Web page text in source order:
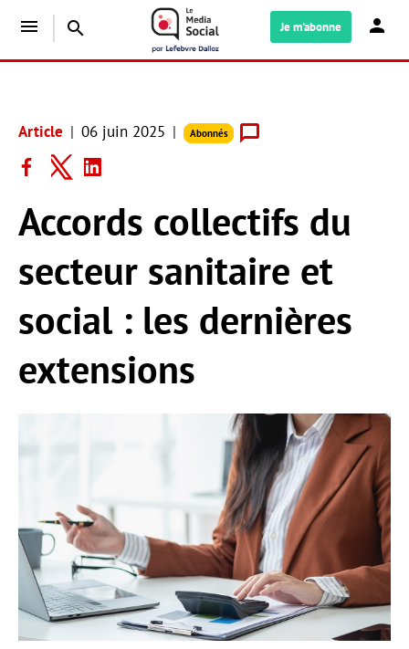
menu search Je m'abonne
Article 06 juin 2025 Abonnés
Accords collectifs du
secteur sanitaire et
social : les dernières
extensions